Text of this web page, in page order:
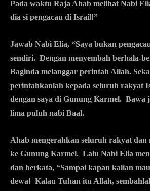
Pada waktu Raja Ahab melihat Nabi
dia si pengacau di Israil!”
Jawab Nabi Elia, “Saya bukan
sendiri. Dengan menyembah berhala-
Baginda melanggar perintah Allah.
perintahkanlah kepada seluruh rakyat
dengan saya di Gunung Karmel. Bawa
lima puluh nabi Baal.
Ahab mengerahkan seluruh rakyat dan
ke Gunung Karmel. Lalu Nabi Elia
dan berkata, “Sampai kapan kalian
dewa! Kalau Tuhan itu Allah,